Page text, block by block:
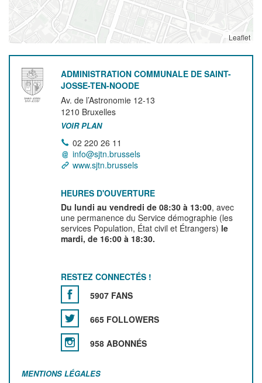
Leaflet
ADMINISTRATION COMMUNALE DE SAINT-
JOSSE-TEN-NOODE
Av. de l’Astronomie 12-13
1210 Bruxelles
VOIR PLAN
02 220 26 11
info@sjtn.brussels
www.sjtn.brussels
HEURES D'OUVERTURE
Du lundi au vendredi de 08:30 à 13:00, avec
une permanence du Service démographie (les
services Population, État civil et Étrangers) le
mardi, de 16:00 à 18:30.
RESTEZ CONNECTÉS !
5907 FANS
665 FOLLOWERS
958 ABONNÉS
MENTIONS LÉGALES